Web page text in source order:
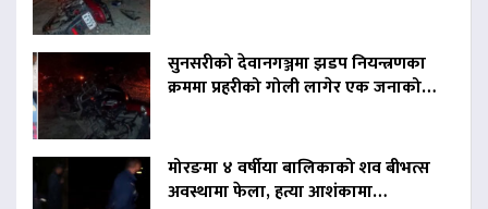
सुनसरीको देवानगञ्जमा झडप नियन्त्रणका
क्रममा प्रहरीको गोली लागेर एक जनाको…
मोरङमा ४ वर्षीया बालिकाको शव बीभत्स
अवस्थामा फेला, हत्या आशंकामा…